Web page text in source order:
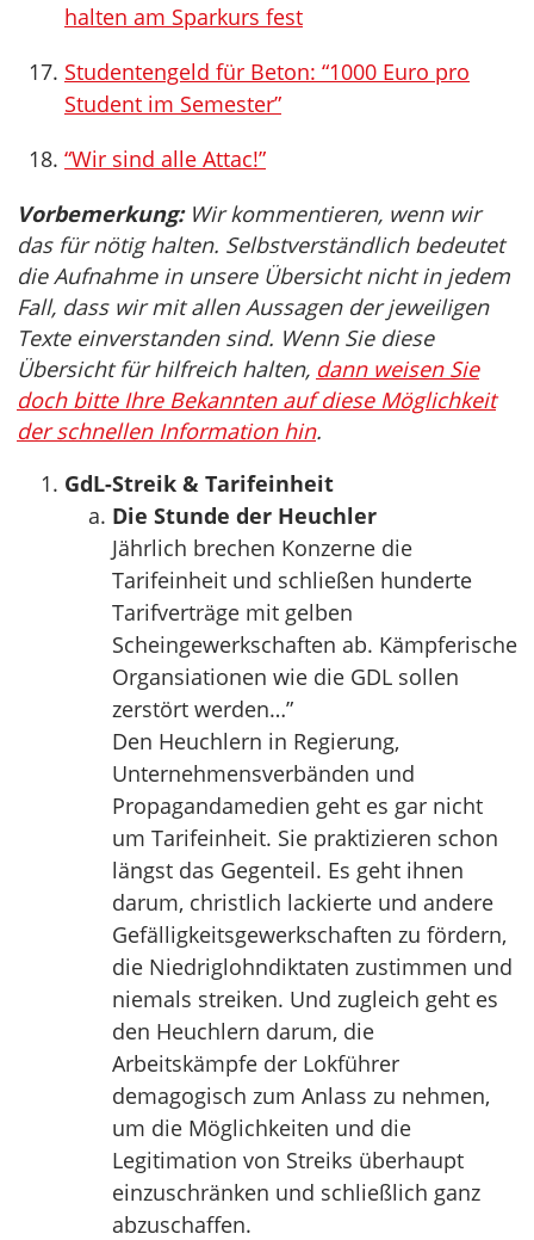
halten am Sparkurs fest
Studentengeld für Beton: “1000 Euro pro
Student im Semester”
“Wir sind alle Attac!”
Vorbemerkung:Wir kommentieren, wenn wir
das für nötig halten. Selbstverständlich bedeutet
die Aufnahme in unsere Übersicht nicht in jedem
Fall, dass wir mit allen Aussagen der jeweiligen
Texte einverstanden sind. Wenn Sie diese
Übersicht für hilfreich halten, dann weisen Sie
doch bitte Ihre Bekannten auf diese Möglichkeit
der schnellen Information hin.
GdL-Streik & Tarifeinheit
Die Stunde der Heuchler
Jährlich brechen Konzerne die
Tarifeinheit und schließen hunderte
Tarifverträge mit gelben
Scheingewerkschaften ab. Kämpferische
Organsiationen wie die GDL sollen
zerstört werden…”
Den Heuchlern in Regierung,
Unternehmensverbänden und
Propagandamedien geht es gar nicht
um Tarifeinheit. Sie praktizieren schon
längst das Gegenteil. Es geht ihnen
darum, christlich lackierte und andere
Gefälligkeitsgewerkschaften zu fördern,
die Niedriglohndiktaten zustimmen und
niemals streiken. Und zugleich geht es
den Heuchlern darum, die
Arbeitskämpfe der Lokführer
demagogisch zum Anlass zu nehmen,
um die Möglichkeiten und die
Legitimation von Streiks überhaupt
einzuschränken und schließlich ganz
abzuschaffen.